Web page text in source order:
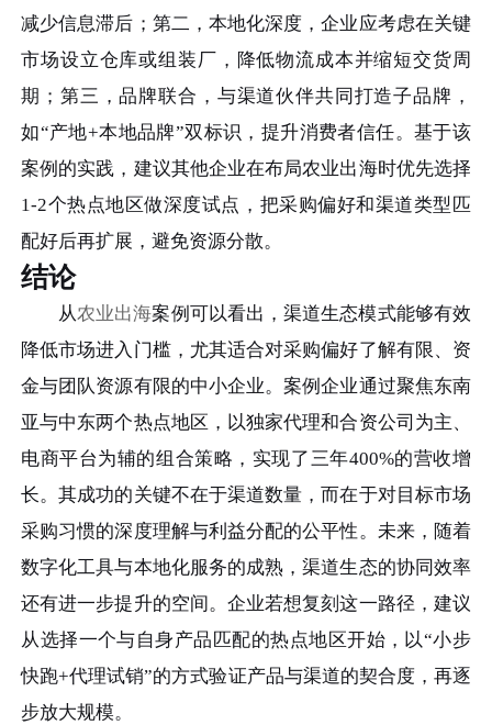
减少信息滞后；第二，本地化深度，企业应考虑在关键
市场设立仓库或组装厂，降低物流成本并缩短交货周
期；第三，品牌联合，与渠道伙伴共同打造子品牌，
如“产地+本地品牌”双标识，提升消费者信任。基于该
案例的实践，建议其他企业在布局农业出海时优先选择
1-2个热点地区做深度试点，把采购偏好和渠道类型匹
配好后再扩展，避免资源分散。
结论
从农业出海案例可以看出，渠道生态模式能够有效
降低市场进入门槛，尤其适合对采购偏好了解有限、资
金与团队资源有限的中小企业。案例企业通过聚焦东南
亚与中东两个热点地区，以独家代理和合资公司为主、
电商平台为辅的组合策略，实现了三年400%的营收增
长。其成功的关键不在于渠道数量，而在于对目标市场
采购习惯的深度理解与利益分配的公平性。未来，随着
数字化工具与本地化服务的成熟，渠道生态的协同效率
还有进一步提升的空间。企业若想复刻这一路径，建议
从选择一个与自身产品匹配的热点地区开始，以“小步
快跑+代理试销”的方式验证产品与渠道的契合度，再逐
步放大规模。